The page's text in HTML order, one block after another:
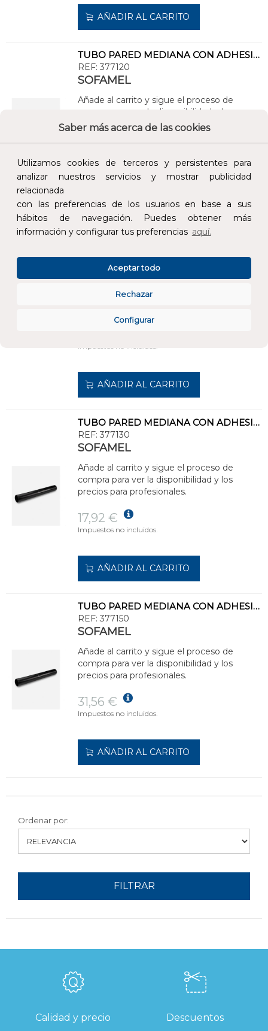
Saber más acerca de las cookies
Utilizamos cookies de terceros y persistentes para
analizar nuestros servicios y mostrar publicidad
relacionada
con las preferencias de los usuarios en base a sus
hábitos de navegación. Puedes obtener más
información y configurar tus preferencias aquí.
Configurar
Rechazar
Aceptar todo
AÑADIR AL CARRITO
TUBO PARED MEDIANA CON ADHESIVO TPMA-34/7
REF: 377120
SOFAMEL
Añade al carrito y sigue el proceso de
compra para ver la disponibilidad y los
precios para profesionales.
Impuestos no incluidos.
AÑADIR AL CARRITO
SOFAMEL
compra para ver la disponibilidad y los
Impuestos no incluidos.
AÑADIR AL CARRITO
TUBO PARED MEDIANA CON ADHESIVO TPMA-40/12
REF: 377130
SOFAMEL
Añade al carrito y sigue el proceso de
compra para ver la disponibilidad y los
precios para profesionales.
17,92 €
Impuestos no incluidos.
AÑADIR AL CARRITO
TUBO PARED MEDIANA CON ADHESIVO TPMA-75/22
REF: 377150
SOFAMEL
Añade al carrito y sigue el proceso de
compra para ver la disponibilidad y los
precios para profesionales.
31,56 €
Impuestos no incluidos.
AÑADIR AL CARRITO
Ordenar por:
FILTRAR
Calidad y precio Descuentos